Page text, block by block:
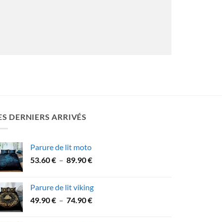
DERNIERS ARRIVÉS
Parure de lit moto
53.60€ – 89.90€Plage
53.60 €
à
Parure de lit viking
49.90€ – 74.90€Plage